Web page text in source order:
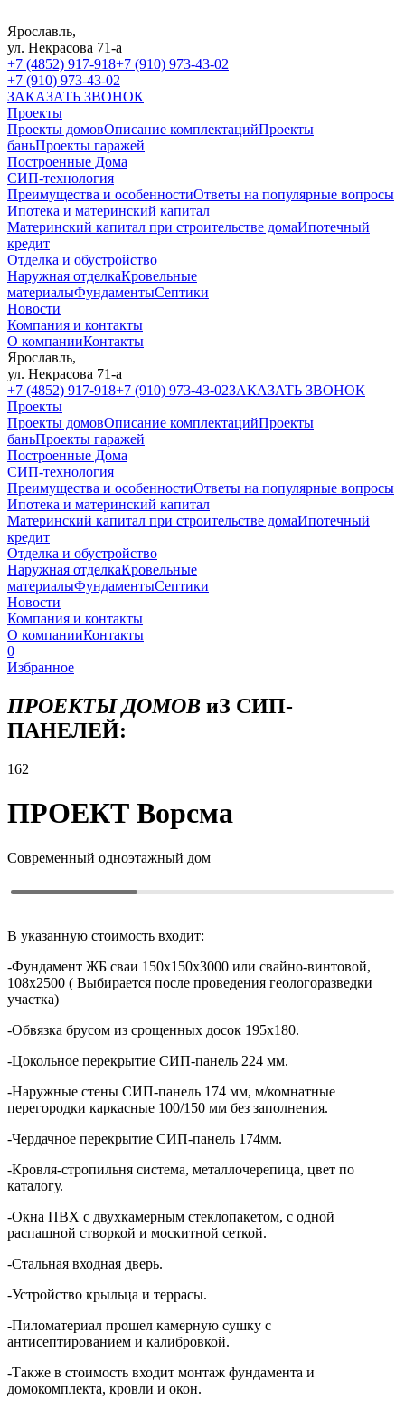
Ярославль,
ул. Некрасова 71-а
+7 (4852) 917-918+7 (910) 973-43-02
+7 (910) 973-43-02
ЗАКАЗАТЬ ЗВОНОК
Проекты
Проекты домовОписание комплектацийПроекты
баньПроекты гаражей
Построенные Дома
СИП-технология
Преимущества и особенностиОтветы на популярные вопросы
Ипотека и материнский капитал
Материнский капитал при строительстве домаИпотечный
кредит
Отделка и обустройство
Наружная отделкаКровельные
материалыФундаментыСептики
Новости
Компания и контакты
О компанииКонтакты
Ярославль,
ул. Некрасова 71-а
+7 (4852) 917-918+7 (910) 973-43-02ЗАКАЗАТЬ ЗВОНОК
Проекты
Проекты домовОписание комплектацийПроекты
баньПроекты гаражей
Построенные Дома
СИП-технология
Преимущества и особенностиОтветы на популярные вопросы
Ипотека и материнский капитал
Материнский капитал при строительстве домаИпотечный
кредит
Отделка и обустройство
Наружная отделкаКровельные
материалыФундаментыСептики
Новости
Компания и контакты
О компанииКонтакты
0
Избранное
ПРОЕКТЫ ДОМОВ иЗ СИП-
ПАНЕЛЕЙ:
162
ПРОЕКТ Ворсма
Современный одноэтажный дом
В указанную стоимость входит:
-Фундамент ЖБ сваи 150х150х3000 или свайно-винтовой,
108х2500 ( Выбирается после проведения геологоразведки
участка)
-Обвязка брусом из срощенных досок 195х180.
-Цокольное перекрытие СИП-панель 224 мм.
-Наружные стены СИП-панель 174 мм, м/комнатные
перегородки каркасные 100/150 мм без заполнения.
-Чердачное перекрытие СИП-панель 174мм.
-Кровля-стропильня система, металлочерепица, цвет по
каталогу.
-Окна ПВХ с двухкамерным стеклопакетом, с одной
распашной створкой и москитной сеткой.
-Стальная входная дверь.
-Устройство крыльца и террасы.
-Пиломатериал прошел камерную сушку с
антисептированием и калибровкой.
-Также в стоимость входит монтаж фундамента и
домокомплекта, кровли и окон.